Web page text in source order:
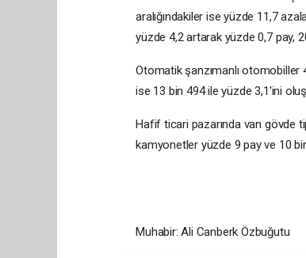
aralığındakiler ise yüzde 11,7
yüzde 4,2 artarak yüzde 0,7 pay,
Otomatik şanzımanlı otomobiller
ise 13 bin 494 ile yüzde 3,1'ini
Hafif ticari pazarında van gövde
kamyonetler yüzde 9 pay ve 10
Muhabir: Ali Canberk Özbuğutu